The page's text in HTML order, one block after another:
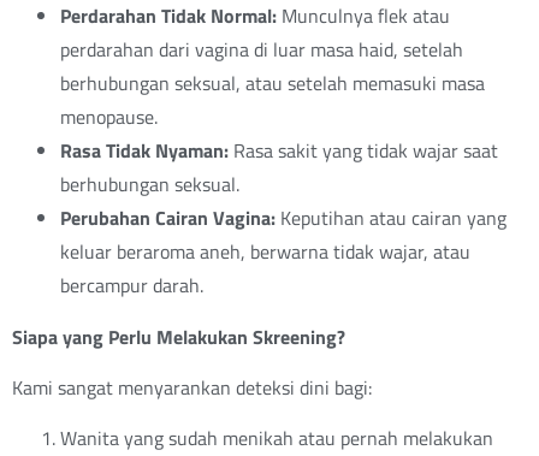
Perdarahan Tidak Normal: Munculnya flek atau
perdarahan dari vagina di luar masa haid, setelah
berhubungan seksual, atau setelah memasuki masa
menopause.
Rasa Tidak Nyaman: Rasa sakit yang tidak wajar saat
berhubungan seksual.
Perubahan Cairan Vagina: Keputihan atau cairan yang
keluar beraroma aneh, berwarna tidak wajar, atau
bercampur darah.
Siapa yang Perlu Melakukan Skreening?
Kami sangat menyarankan deteksi dini bagi:
Wanita yang sudah menikah atau pernah melakukan